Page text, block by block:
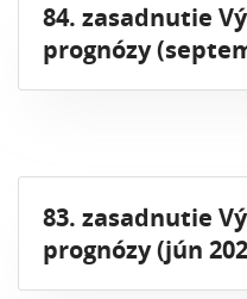
84. zasadnutie
prognózy
83. zasadnutie
prognózy (jún